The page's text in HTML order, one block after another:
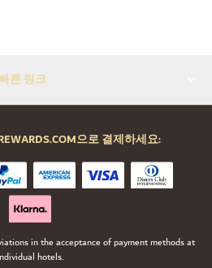
빠른 링크
으로 결제하세요:
in the acceptance of payment methods at
hotels.